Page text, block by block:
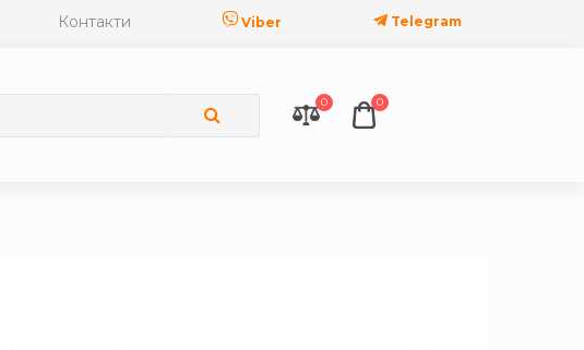
Контакти Viber Telegram
0 0